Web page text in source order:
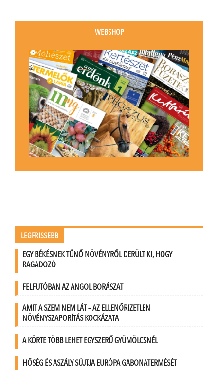
WEBSHOP
LEGFRISSEBB
EGY BÉKÉSNEK TŰNŐ NÖVÉNYRŐL DERÜLT KI, HOGY
RAGADOZÓ
FELFUTÓBAN AZ ANGOL BORÁSZAT
AMIT A SZEM NEM LÁT – AZ ELLENŐRIZETLEN
NÖVÉNYSZAPORÍTÁS KOCKÁZATA
A KÖRTE TÖBB LEHET EGYSZERŰ GYÜMÖLCSNÉL
HŐSÉG ÉS ASZÁLY SÚJTJA EURÓPA GABONATERMÉSÉT